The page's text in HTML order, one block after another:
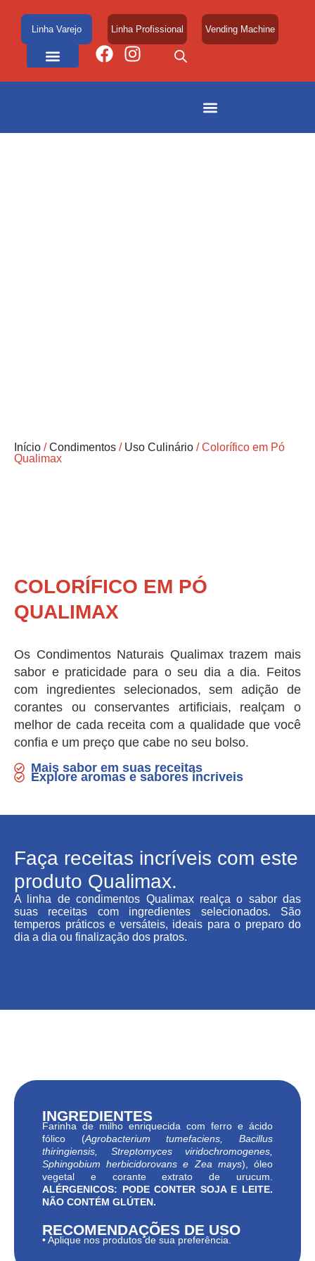
Linha Varejo Linha Profissional Vending Machine
Início /Condimentos / Uso Culinário / Colorífico em Pó
Qualimax
COLORÍFICO EM PÓ
QUALIMAX
Os Condimentos Naturais Qualimax trazem mais
sabor e praticidade para o seu dia a dia. Feitos
com ingredientes selecionados, sem adição de
corantes ou conservantes artificiais, realçam o
melhor de cada receita com a qualidade que você
confia e um preço que cabe no seu bolso.
Mais sabor em suas receitas
Explore aromas e sabores incriveis
Faça receitas incríveis com este
produto Qualimax.
A linha de condimentos Qualimax realça o sabor das
suas receitas com ingredientes selecionados. São
temperos práticos e versáteis, ideais para o preparo do
dia a dia ou finalização dos pratos.
INGREDIENTES
Farinha de milho enriquecida com ferro e ácido
fólico (Agrobacterium tumefaciens, Bacillus
thiringiensis, Streptomyces viridochromogenes,
Sphingobium herbicidorovans e Zea mays), óleo
vegetal e corante extrato de urucum.
ALÉRGENICOS: PODE CONTER SOJA E LEITE.
NÃO CONTÉM GLÚTEN.
RECOMENDAÇÕES DE USO
• Aplique nos produtos de sua preferência.